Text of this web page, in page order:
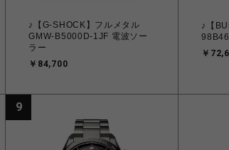
♪【G-SHOCK】フルメタル
GMW-B5000D-1JF 電波ソー
ラー
￥84,700
♪【
￥
9